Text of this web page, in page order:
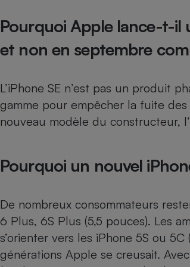
Pourquoi Apple lance-t-il
et non en septembre
L’iPhone SE n’est pas un produit
gamme pour empêcher la fuite des
nouveau modèle du constructeur,
Pourquoi un nouvel
De nombreux consommateurs
6 Plus, 6S Plus (5,5 pouces). Les
s’orienter vers les iPhone 5S ou
générations Apple se creusait.